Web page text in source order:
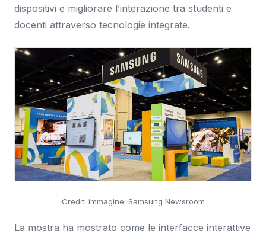
dispositivi e migliorare l’interazione tra studenti e
docenti attraverso tecnologie integrate.
Crediti immagine: Samsung Newsroom
La mostra ha mostrato come le interfacce interattive